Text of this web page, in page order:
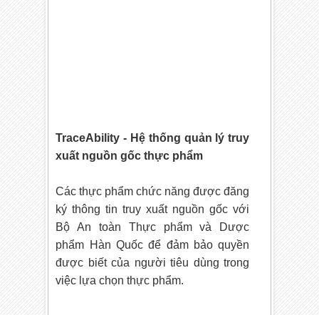
TraceAbility - Hệ thống quản lý truy
xuất nguồn gốc thực phẩm
Các thực phẩm chức năng được đăng
ký thông tin truy xuất nguồn gốc với
Bộ An toàn Thực phẩm và Dược
phẩm Hàn Quốc để đảm bảo quyền
được biết của người tiêu dùng trong
việc lựa chọn thực phẩm.